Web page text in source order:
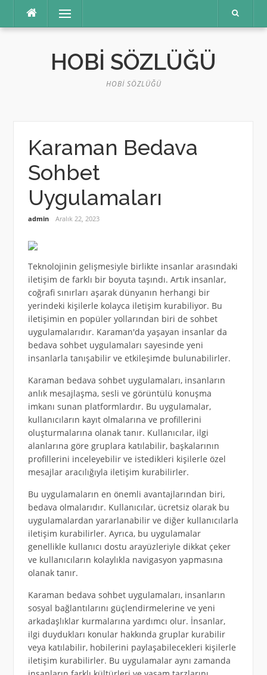
Menü
HOBI SÖZLÜĞÜ
HOBI SÖZLÜĞÜ
Karaman Bedava
Sohbet
Uygulamaları
admin Aralık 22, 2023
Teknolojinin gelişmesiyle birlikte insanlar arasındaki
iletişim de farklı bir boyuta taşındı. Artık insanlar,
coğrafi sınırları aşarak dünyanın herhangi bir
yerindeki kişilerle kolayca iletişim kurabiliyor. Bu
iletişimin en popüler yollarından biri de sohbet
uygulamalarıdır. Karaman'da yaşayan insanlar da
bedava sohbet uygulamaları sayesinde yeni
insanlarla tanışabilir ve etkileşimde bulunabilirler.
Karaman bedava sohbet uygulamaları, insanların
anlık mesajlaşma, sesli ve görüntülü konuşma
imkanı sunan platformlardır. Bu uygulamalar,
kullanıcıların kayıt olmalarına ve profillerini
oluşturmalarına olanak tanır. Kullanıcılar, ilgi
alanlarına göre gruplara katılabilir, başkalarının
profillerini inceleyebilir ve istedikleri kişilerle özel
mesajlar aracılığıyla iletişim kurabilirler.
Bu uygulamaların en önemli avantajlarından biri,
bedava olmalarıdır. Kullanıcılar, ücretsiz olarak bu
uygulamalardan yararlanabilir ve diğer kullanıcılarla
iletişim kurabilirler. Ayrıca, bu uygulamalar
genellikle kullanıcı dostu arayüzleriyle dikkat çeker
ve kullanıcıların kolaylıkla navigasyon yapmasına
olanak tanır.
Karaman bedava sohbet uygulamaları, insanların
sosyal bağlantılarını güçlendirmelerine ve yeni
arkadaşlıklar kurmalarına yardımcı olur. İnsanlar,
ilgi duydukları konular hakkında gruplar kurabilir
veya katılabilir, hobilerini paylaşabilecekleri kişilerle
iletişim kurabilirler. Bu uygulamalar aynı zamanda